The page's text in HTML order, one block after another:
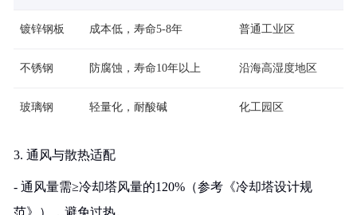
镀锌钢板 成本低，寿命5-8年 普通工业区
不锈钢 防腐蚀，寿命10年以上 沿海高湿度地区
玻璃钢 轻量化，耐酸碱 化工园区
3. 通风与散热适配
- 通风量需≥冷却塔风量的120%（参考《冷却塔设计规
范》），避免过热。